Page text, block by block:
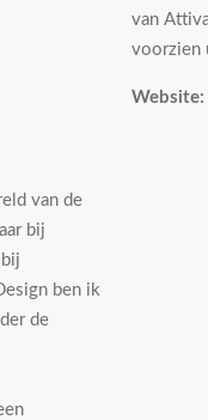
van de
bij
ben ik
de
van
voorzien
Website: